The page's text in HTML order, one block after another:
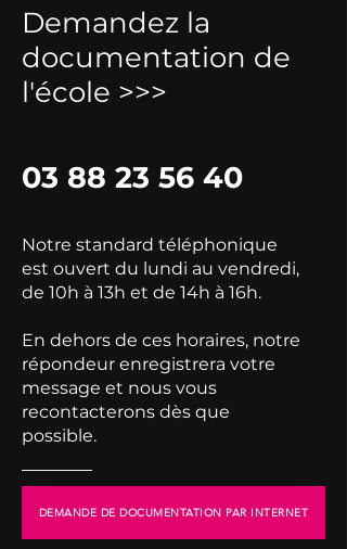
Demandez la
documentation de
l'école >>>
03 88 23 56 40
Notre standard téléphonique
est ouvert du lundi au vendredi,
de 10h à 13h et de 14h à 16h.
En dehors de ces horaires, notre
répondeur enregistrera votre
message et nous vous
recontacterons dès que
possible.
DEMANDE DE DOCUMENTATION PAR INTERNET